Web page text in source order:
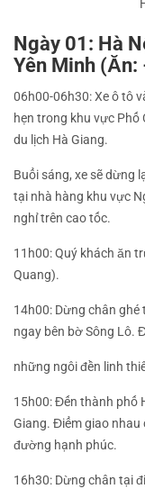
Ngày 01: Hà
Yên Minh
06h00-06h30: Xe ô tô
hẹn trong khu vực Phố
du lịch Hà Giang.
Buổi sáng, xe sẽ dừng
tại nhà hàng khu vực
nghỉ trên cao tốc.
11h00: Quý khách ăn
Quang).
14h00: Dừng chân
ngay bên bờ Sông Lô.
những ngôi đền linh
15h00: Đến thành phố
Giang. Điểm giao nhau
đường hạnh phúc.
16h30: Dừng chân tại